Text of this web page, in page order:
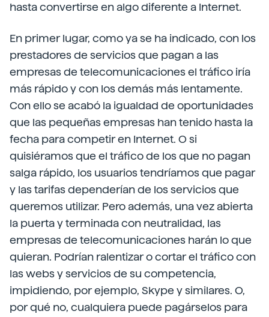
hasta convertirse en algo diferente a Internet.
En primer lugar, como ya se ha indicado, con los
prestadores de servicios que pagan a las
empresas de telecomunicaciones el tráfico iría
más rápido y con los demás más lentamente.
Con ello se acabó la igualdad de oportunidades
que las pequeñas empresas han tenido hasta la
fecha para competir en Internet. O si
quisiéramos que el tráfico de los que no pagan
salga rápido, los usuarios tendríamos que pagar
y las tarifas dependerían de los servicios que
queremos utilizar. Pero además, una vez abierta
la puerta y terminada con neutralidad, las
empresas de telecomunicaciones harán lo que
quieran. Podrían ralentizar o cortar el tráfico con
las webs y servicios de su competencia,
impidiendo, por ejemplo, Skype y similares. O,
por qué no, cualquiera puede pagárselos para